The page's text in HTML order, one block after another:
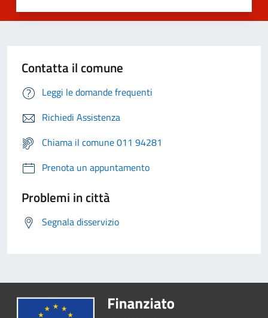
Contatta il comune
Leggi le domande frequenti
Richiedi Assistenza
Chiama il comune 011 94281
Prenota un appuntamento
Problemi in città
Segnala disservizio